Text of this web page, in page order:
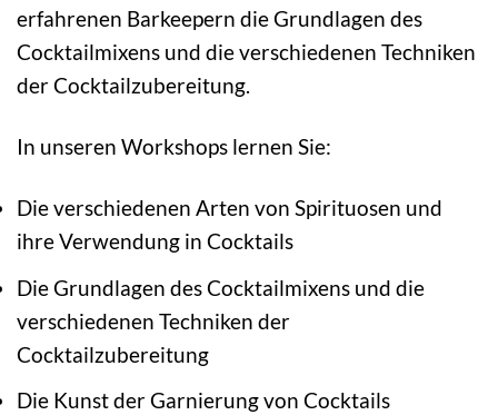
erfahrenen Barkeepern die Grundlagen des
Cocktailmixens und die verschiedenen Techniken
der Cocktailzubereitung.
In unseren Workshops lernen Sie:
Die verschiedenen Arten von Spirituosen und
ihre Verwendung in Cocktails
Die Grundlagen des Cocktailmixens und die
verschiedenen Techniken der
Cocktailzubereitung
Die Kunst der Garnierung von Cocktails